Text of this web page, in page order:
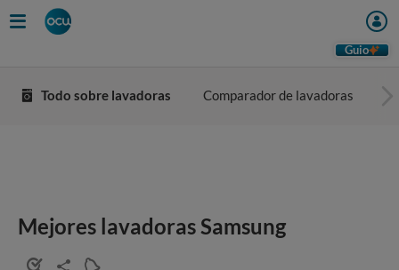
Guio
Todo sobre lavadoras Comparador de lavadoras
Mejores lavadorasSamsung